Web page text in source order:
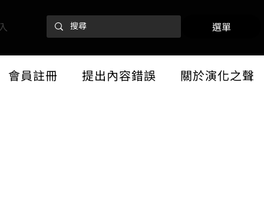
選單
會員註冊 提出內容錯誤 關於演化之聲